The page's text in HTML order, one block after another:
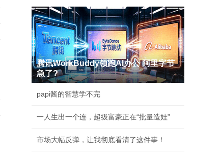
腾讯WorkBuddy领跑AI办公 阿里字节
急了?
papi酱的智慧学不完
一人生出一个连，超级富豪正在“批量造娃”
市场大幅反弹，让我彻底看清了这件事！